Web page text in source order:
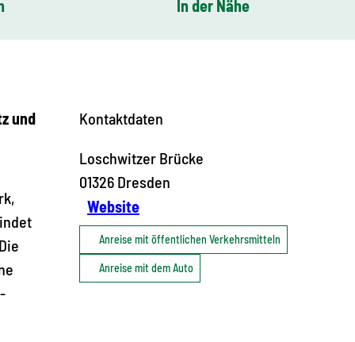
In der Nähe
und
Kontaktdaten
Loschwitzer Brücke
01326 Dresden
Website
Anreise mit öffentlichen Verkehrsmitteln
Anreise mit dem Auto